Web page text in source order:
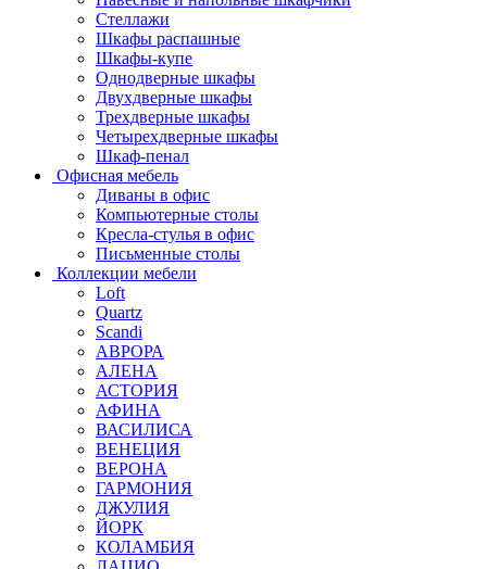
Стеллажи
Шкафы распашные
Шкафы-купе
Однодверные шкафы
Двухдверные шкафы
Трехдверные шкафы
Четырехдверные шкафы
Шкаф-пенал
Офисная мебель
Диваны в офис
Компьютерные столы
Кресла-стулья в офис
Письменные столы
Коллекции мебели
Loft
Quartz
Scandi
АВРОРА
АЛЕНА
АСТОРИЯ
АФИНА
ВАСИЛИСА
ВЕНЕЦИЯ
ВЕРОНА
ГАРМОНИЯ
ДЖУЛИЯ
ЙОРК
КОЛАМБИЯ